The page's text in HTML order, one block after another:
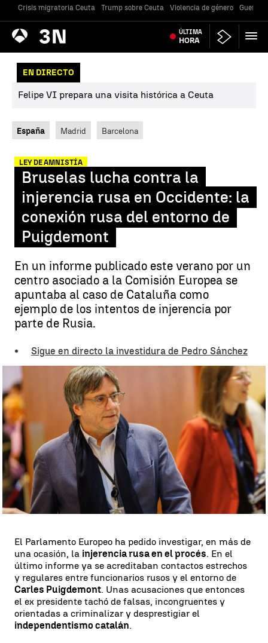
Crisis migratoria Ceuta Trump sobre Ceuta Violencia de género Guerra
Antena
3 Noticias ÚLTIMA
HORA
EN DIRECTO
Felipe VI prepara una visita histórica a Ceuta
España Madrid Barcelona
LEY DE AMNISTÍA
Bruselas lucha contra la
injerencia rusa en Occidente: la
conexión rusa del entorno de
Puigdemont
En un informe publicado este verano por un
centro asociado a la Comisión Europea se
apuntaba al caso de Cataluña como
ejemplo de los intentos de injerencia por
parte de Rusia.
Sigue en directo la investidura de Pedro Sánchez
Injerencia rusa Puigdemont |EFE
Antena 3 Noticias
Publicado:
14 de noviembre de 2023, 22:33
WhatsappFacebook Linkedin
El Parlamento Europeo ha pedido investigar, en más de
una ocasión, la injerencia rusa en el procés. En el
último informe ya se acreditaban contactos estrechos
y regulares entre funcionarios rusos y el entorno de
Carles Puigdemont. Unas acusaciones que entonces
el ex presidente tachó de falsas, incongruentes y
orientadas a criminalizar y desprestigiar el
independentismo catalán.